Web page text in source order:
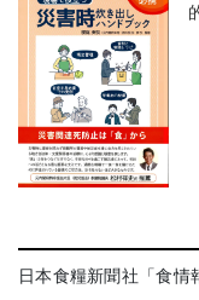
日本食糧新聞社「食情